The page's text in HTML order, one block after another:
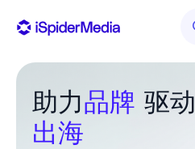
助力品牌
出海
驱动